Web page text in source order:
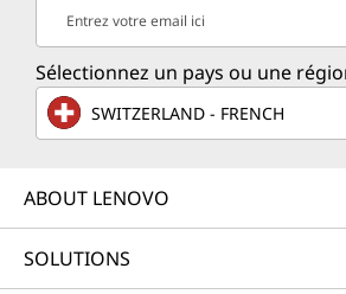
Entrez votre email ici
Sélectionnez un pays ou une
SWITZERLAND - FRENCH
ABOUT LENOVO
SOLUTIONS